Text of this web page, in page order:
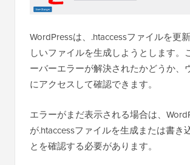
WordPressは、.htaccessファイルを更
しいファイルを生成しようとします。
ーバーエラーが解決されたかどうか、
にアクセスして確認できます。
エラーがまだ表示される場合は、
が.htaccessファイルを生成または書き
とを確認する必要があります。